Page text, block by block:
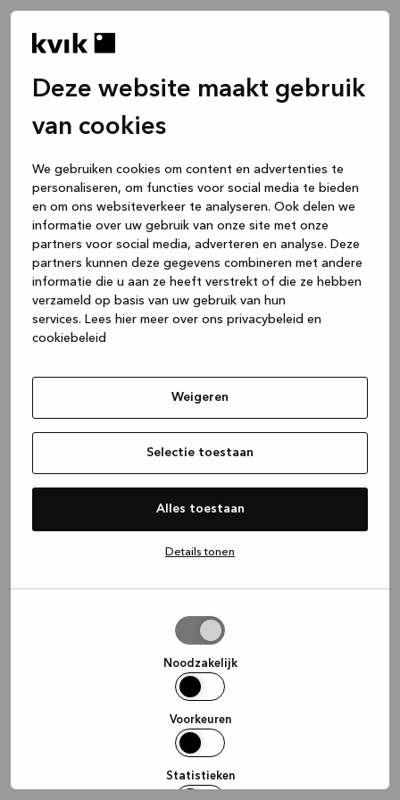
Deze website maakt gebruik
van cookies
We gebruiken cookies om content en advertenties te
personaliseren, om functies voor social media te bieden
en om ons websiteverkeer te analyseren. Ook delen we
informatie over uw gebruik van onze site met onze
partners voor social media, adverteren en analyse. Deze
partners kunnen deze gegevens combineren met andere
informatie die u aan ze heeft verstrekt of die ze hebben
verzameld op basis van uw gebruik van hun
services. Lees hier meer over ons privacybeleid en
cookiebeleid
Weigeren
Selectie toestaan
Alles toestaan
Details tonen
Noodzakelijk
Voorkeuren
Statistieken
(see the browser console for more
information).